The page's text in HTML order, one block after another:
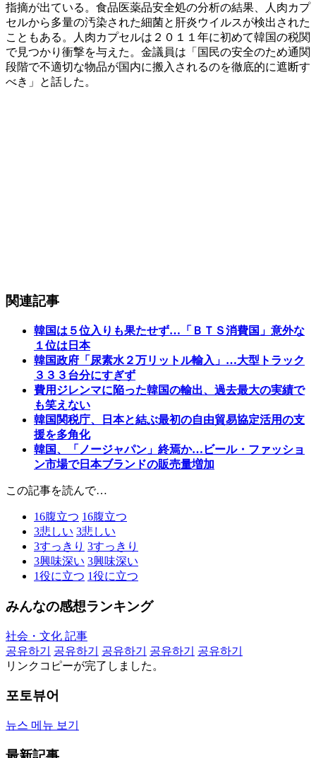
指摘が出ている。食品医薬品安全処の分析の結果、人肉カプ
セルから多量の汚染された細菌と肝炎ウイルスが検出された
こともある。人肉カプセルは２０１１年に初めて韓国の税関
で見つかり衝撃を与えた。金議員は「国民の安全のため通関
段階で不適切な物品が国内に搬入されるのを徹底的に遮断す
べき」と話した。
関連記事
韓国は５位入りも果たせず…「ＢＴＳ消費国」意外な
１位は日本
韓国政府「尿素水２万リットル輸入」…大型トラック
３３３台分にすぎず
費用ジレンマに陥った韓国の輸出、過去最大の実績で
も笑えない
韓国関税庁、日本と結ぶ最初の自由貿易協定活用の支
援を多角化
韓国、「ノージャパン」終焉か…ビール・ファッショ
ン市場で日本ブランドの販売量増加
この記事を読んで…
16腹立つ 16腹立つ
3悲しい 3悲しい
3すっきり 3すっきり
3興味深い 3興味深い
1役に立つ 1役に立つ
みんなの感想ランキング
社会・文化 記事
공유하기
공유하기 공유하기 공유하기
공유하기
リンクコピーが完了しました。
포토뷰어
뉴스 메뉴 보기